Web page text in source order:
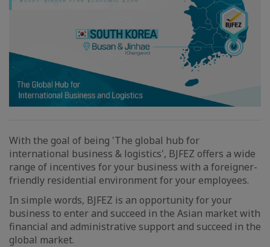
With the goal of being 'The global hub for
international business & logistics', BJFEZ offers a wide
range of incentives for your business with a foreigner-
friendly residential environment for your employees.
In simple words, BJFEZ is an opportunity for your
business to enter and succeed in the Asian market with
financial and administrative support and succeed in the
global market.